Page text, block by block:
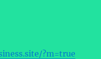
?m=true